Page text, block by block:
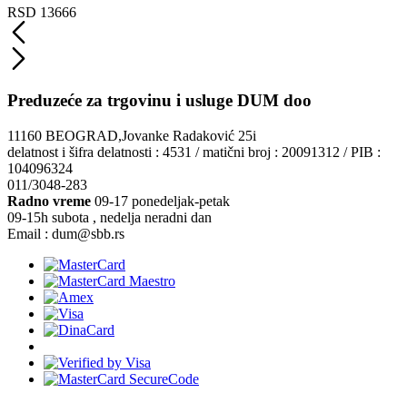
RSD 13666
Preduzeće za trgovinu i usluge DUM doo
11160 BEOGRAD,Jovanke Radaković 25i
delatnost i šifra delatnosti : 4531 / matični broj : 20091312 / PIB :
104096324
011/3048-283
Radno vreme 09-17 ponedeljak-petak
09-15h subota , nedelja neradni dan
Email : dum@sbb.rs